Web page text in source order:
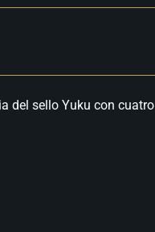
del sello Yuku con cuatro